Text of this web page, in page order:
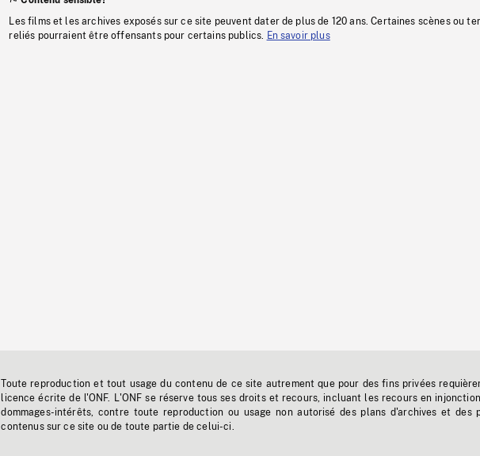
Les films et les archives exposés sur ce site peuvent dater de plus de 120 ans. Certaines scènes ou
reliés pourraient être offensants pour certains publics.
En savoir plus
Toute reproduction et tout usage du contenu de ce site autrement que pour des fins privées
licence écrite de l'ONF. L'ONF se réserve tous ses droits et recours, incluant les recours en
dommages-intérêts, contre toute reproduction ou usage non autorisé des plans d'archives et des
contenus sur ce site ou de toute partie de celui-ci.